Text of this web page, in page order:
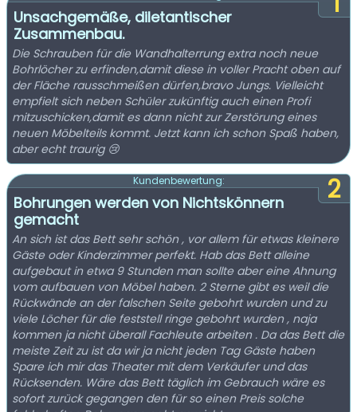
Unsachgemäße, diletantischer
Zusammenbau.
Die Schrauben für die Wandhalterrung extra noch neue
Bohrlöcher zu erfinden,damit diese in voller Pracht oben auf
der Fläche rausschmeißen dürfen,bravo Jungs. Vielleicht
empfielt sich neben Schüler zukünftig auch einen Profi
mitzuschicken,damit es dann nicht zur Zerstörung eines
neuen Möbelteils kommt. Jetzt kann ich schon Spaß haben,
aber echt traurig 😢
2
Kundenbewertung:
Bohrungen werden von Nichtskönnern
gemacht
An sich ist das Bett sehr schön , vor allem für etwas kleinere
Gäste oder Kinderzimmer perfekt. Hab das Bett alleine
aufgebaut in etwa 9 Stunden man sollte aber eine Ahnung
vom aufbauen von Möbel haben. 2 Sterne gibt es weil die
Rückwände an der falschen Seite gebohrt wurden und zu
viele Löcher für die feststell ringe gebohrt wurden , naja
kommen ja nicht überall Fachleute arbeiten . Da das Bett die
meiste Zeit zu ist da wir ja nicht jeden Tag Gäste haben
Spare ich mir das Theater mit dem Verkäufer und das
Rücksenden. Wäre das Bett täglich im Gebrauch wäre es
sofort zurück gegangen den für so einen Preis solche